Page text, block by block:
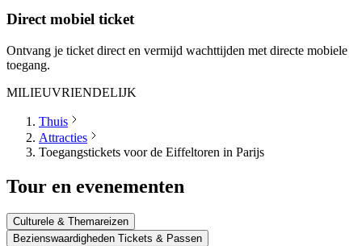
Direct mobiel ticket
Ontvang je ticket direct en vermijd wachttijden met directe mobiele
toegang.
MILIEUVRIENDELIJK
Thuis
Attracties
Toegangstickets voor de Eiffeltoren in Parijs
Tour en evenementen
Culturele & Themareizen
Bezienswaardigheden Tickets & Passen